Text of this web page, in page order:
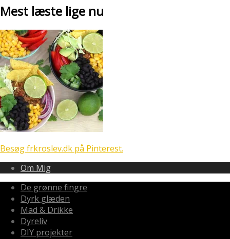
Mest læste lige nu
Besøg frkroslev.dk på Pinterest.
Om Mig
De grønne fingre
Dyrk glæden
Mad & Drikke
Dyreliv
DIY projekter